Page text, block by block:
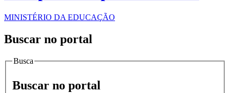
MINISTÉRIO DA EDUCAÇÃO
Buscar no portal
Busca
Buscar no portal